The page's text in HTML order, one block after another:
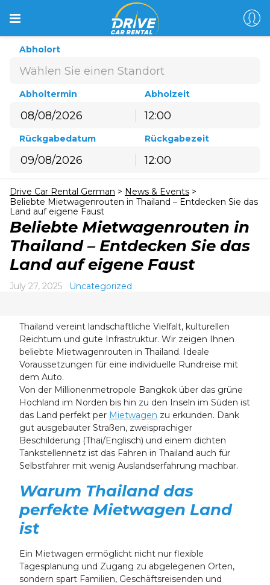
Abholort
Wählen Sie einen Standort
Abholtermin
27 28 30 31
10 11 12 13 14 15 16
17 18 19
24 25 26 27 28 29 30
31 1 2 3 4 5 6
Abholzeit
12:00
Rückgabedatum
Mo Di Mi Do Fr
27 28 29
3 4 5 6 7 8 9
10 11 12 13 14 15 16
17 18 19 20 21
31
Rückgabezeit
12:00
Drive Car Rental German > News & Events >
Beliebte Mietwagenrouten in Thailand – Entdecken Sie das
Land auf eigene Faust
Beliebte Mietwagenrouten in
Thailand – Entdecken Sie das
Land auf eigene Faust
July 27, 2025 Uncategorized
Thailand vereint landschaftliche Vielfalt, kulturellen
Reichtum und gute Infrastruktur. Wir zeigen Ihnen
beliebte Mietwagenrouten in Thailand. Ideale
Voraussetzungen für eine individuelle Rundreise mit
dem Auto.
Von der Millionenmetropole Bangkok über das grüne
Hochland im Norden bis hin zu den Inseln im Süden ist
das Land perfekt per Mietwagen zu erkunden. Dank
gut ausgebauter Straßen, zweisprachiger
Beschilderung (Thai/Englisch) und einem dichten
Tankstellennetz ist das Fahren in Thailand auch für
Selbstfahrer mit wenig Auslandserfahrung machbar.
Warum Thailand das
perfekte Mietwagen Land
ist
Ein Mietwagen ermöglicht nicht nur flexible
Tagesplanung und Zugang zu abgelegenen Orten,
sondern spart Familien, Geschäftsreisenden und